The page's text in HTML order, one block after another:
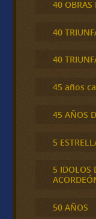
40 OBRAS
40
40
45 años
45 AÑOS
5
5 IDOLOS
50 AÑOS